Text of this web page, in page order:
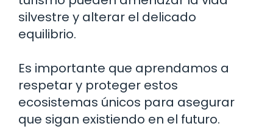
silvestre y alterar el delicado
equilibrio.
Es importante que aprendamos a
respetar y proteger estos
ecosistemas únicos para asegurar
que sigan existiendo en el futuro.